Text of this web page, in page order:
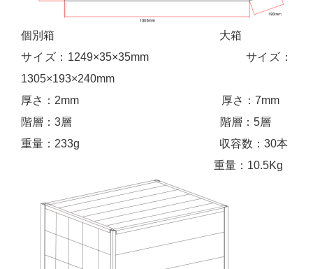
個別箱 大箱
サイズ：1249×35×35mm サイズ：
1305×193×240mm
厚さ：2mm 厚さ：7mm
階層：3層 階層：5層
重量：233g 収容数：30本
重量：10.5Kg